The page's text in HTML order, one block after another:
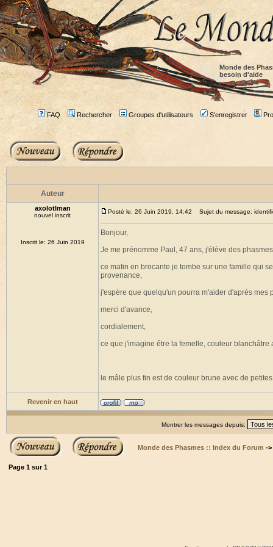
Monde des
besoin d'aide
FAQ Rechercher Groupes d'utilisateurs S'enregistrer
Auteur
axolotlman
nouvel inscrit
Inscrit le: 26 Juin 2019
Posté le: 26 Juin 2019, 14:42 Sujet du message:
Bonjour,
Je me prénomme Paul, 47 ans, j'élève des
ce matin en brocante je tombe sur une famille qui
provenance,
j'espère que quelqu'un pourra m'aider d'après mes
merci d'avance,
cordialement,
ce que j'imagine être la femelle, couleur
le mâle plus fin est de couleur brune avec de
Revenir en haut
Montrer les messages depuis:
Monde des Phasmes :: Index du Forum ->
Page 1 sur1